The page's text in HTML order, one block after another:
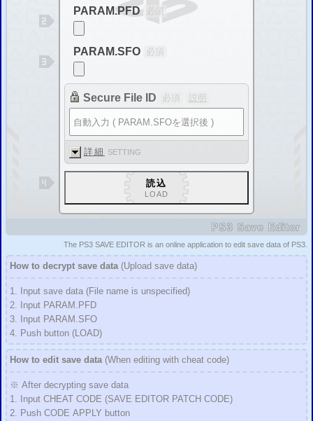
RPGツクールMVセーブエディター
を公開
ドラゴンズドグマ セーブデータ圧縮・解凍システム
更新 対応タイトル追加
第3次スーパーロボット大戦Z 時獄篇」チェックサム自動修正対応
第3次スーパーロボット大戦Z 天獄篇 」 チェックサム自動修正対応
ファイナルファンタジーX HD 改造方法
キングダムハーツII 改造方法
戦国無双4 改造方法 チェックサム修正方法
ドラゴンズドグマ／ドラゴンズドグマ：ダークアリズン 改造方法
圧縮の解凍方法
新作「 バイオハザード0 HD 」と「龍が如く 極」に対応
2016/01/21
2016/01/21
PS3バイオハザード HDリマスター 改造方法
2016/01/09
PS3バイオハザード リベレーションズ2 改造方法
チェックサム修正設定対応タイトルを追加しました。
チェックサム修正設定に未対応だった一部のタイトルのチェックサム修正設定
に対応しました。
「ガンダム無双」 「真・北斗無双」 「戦国BASARA 3／3 宴」 「バイオハザード オペレーショ
PARAM.PFD 必須
PARAM.SFO 必須
Secure File ID 必須 説明
詳細 SETTING
読込
LOAD
PS3 Save Editor
The PS3 SAVE EDITOR is an online application to edit save data of PS3.
How to decrypt save data (Upload save data)
1. Input save data (File name is unspecified)
2. Input PARAM.PFD
3. Input PARAM.SFO
4. Push button (LOAD)
How to edit save data (When editing with cheat code)
※ After decrypting save data
1. Input CHEAT CODE (SAVE EDITOR PATCH CODE)
2. Push CODE APPLY button